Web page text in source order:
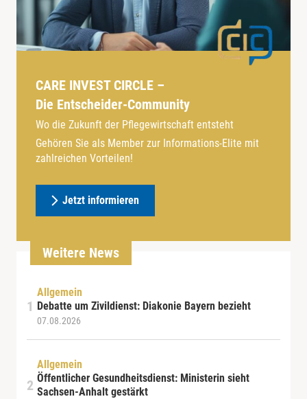
CARE INVEST CIRCLE –
Die Entscheider-Community
Wo die Zukunft der Pflegewirtschaft entsteht
Gehören Sie als Member zur Informations-Elite mit
zahlreichen Vorteilen!
Jetzt informieren
Weitere News
Allgemein
Debatte um Zivildienst: Diakonie Bayern bezieht
07.08.2026
Allgemein
Öffentlicher Gesundheitsdienst: Ministerin sieht
Sachsen-Anhalt gestärkt